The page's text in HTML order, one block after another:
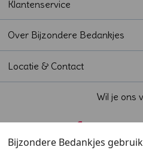
Klantenservice
Over Bijzondere Bedankjes
Locatie & Contact
Wil je ons
Bijzondere Bedankjes